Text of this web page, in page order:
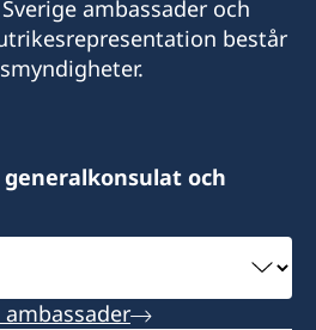
ambassader och
består
och